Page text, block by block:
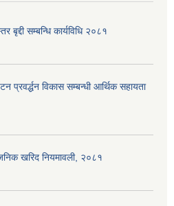
बृद्दी सम्बन्धि कार्यविधि २०८१
विकास सम्बन्धी आर्थिक सहायता
खरिद नियमावली, २०८१